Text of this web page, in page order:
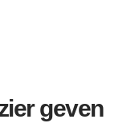
geven